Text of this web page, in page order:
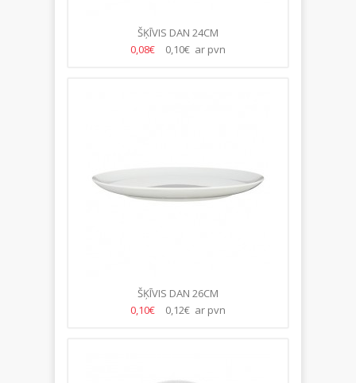
ŠĶĪVIS DAN 24CM
0,08€
0,10€ ar pvn
ŠĶĪVIS DAN 26CM
0,10€
0,12€ ar pvn